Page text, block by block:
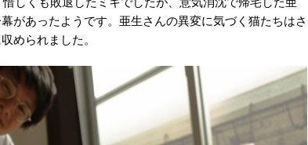
があったようです。亜生さんの異変に気づく猫たちはさ
められました。